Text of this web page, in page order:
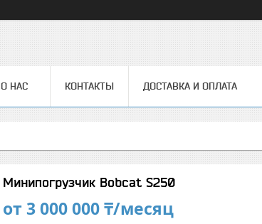
О НАС КОНТАКТЫ ДОСТАВКА И ОПЛАТА
Минипогрузчик Bobcat S250
от3 000 000 ₸/месяц